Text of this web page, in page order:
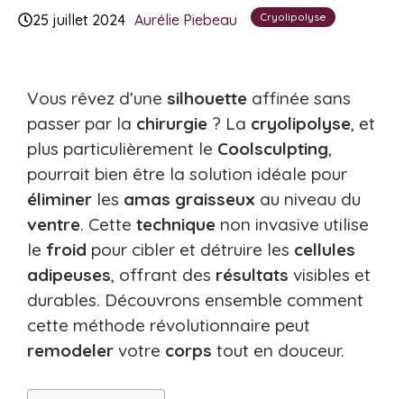
25 juillet 2024 Aurélie Piebeau Cryolipolyse
Vous rêvez d’une silhouette affinée sans
passer par la chirurgie ? La cryolipolyse, et
plus particulièrement le Coolsculpting,
pourrait bien être la solution idéale pour
éliminer les amas graisseux au niveau du
ventre. Cette technique non invasive utilise
le froid pour cibler et détruire les cellules
adipeuses, offrant des résultats visibles et
durables. Découvrons ensemble comment
cette méthode révolutionnaire peut
remodeler votre corps tout en douceur.